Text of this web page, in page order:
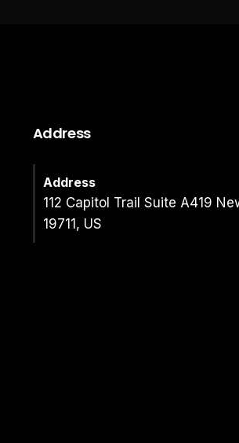
Address
Address
112 Capitol Trail Suite A419
19711, US